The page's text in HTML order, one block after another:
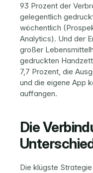
93 Prozent der
gelegentlich
wöchentlich
Analytics). Und der
großer
gedruckten
7,7 Prozent, die
und die eigene App
auffangen.
Die
Die klügste